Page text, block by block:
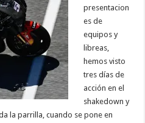
presentacion
es de
equipos y
libreas,
hemos visto
tres días de
acción en el
shakedown y
la parrilla, cuando se pone en